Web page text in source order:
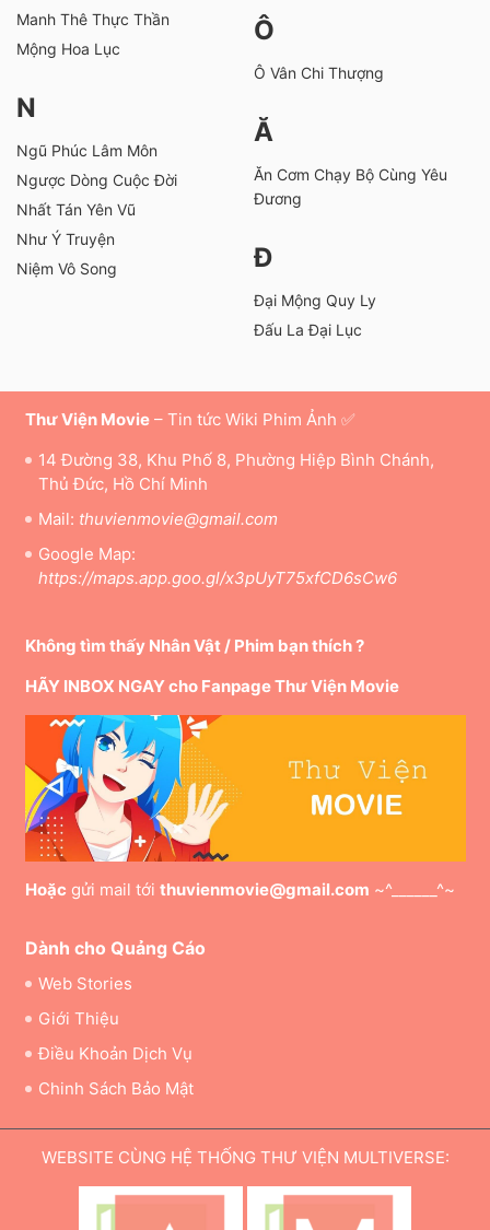
Manh Thê Thực Thần
Mộng Hoa Lục
N
Ngũ Phúc Lâm Môn
Ngược Dòng Cuộc Đời
Nhất Tán Yên Vũ
Như Ý Truyện
Niệm Vô Song
Ô
Ô Vân Chi Thượng
Ă
Ăn Cơm Chạy Bộ Cùng Yêu
Đương
Đ
Đại Mộng Quy Ly
Đấu La Đại Lục
Thư Viện Movie– Tin tức Wiki Phim Ảnh ✅
14 Đường 38, Khu Phố 8, Phường Hiệp Bình Chánh,
Thủ Đức, Hồ Chí Minh
Mail: thuvienmovie@gmail.com
Google Map:
https://maps.app.goo.gl/x3pUyT75xfCD6sCw6
Không tìm thấy Nhân Vật / Phim bạn thích ?
HÃY INBOX NGAY cho Fanpage Thư Viện Movie
Hoặc gửi mail tới thuvienmovie@gmail.com ~^______^~
Dành cho Quảng Cáo
Web Stories
Giới Thiệu
Điều Khoản Dịch Vụ
Chinh Sách Bảo Mật
WEBSITE CÙNG HỆ THỐNG THƯ VIỆN MULTIVERSE: